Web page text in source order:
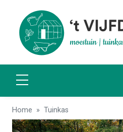
Home Tuinkas